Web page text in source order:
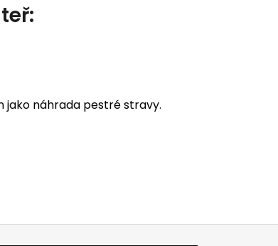
jako náhrada pestré stravy.